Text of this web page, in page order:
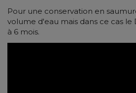
Pour une conservation en
volume d'eau mais dans ce cas le
à 6 mois.